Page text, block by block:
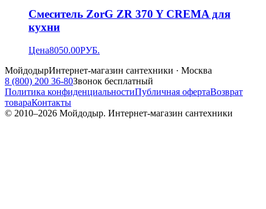
Смеситель ZorG ZR 370 Y CREMA для
кухни
Цена8050.00РУБ.
МойдодырИнтернет-магазин сантехники · Москва
8 (800) 200 36-80Звонок бесплатный
Политика конфиденциальностиПубличная офертаВозврат
товараКонтакты
© 2010–2026 Мойдодыр. Интернет-магазин сантехники